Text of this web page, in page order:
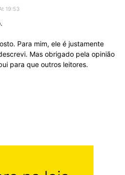
19:53
Para mim, ele é justamente
Mas obrigado pela opinião
para que outros leitores.